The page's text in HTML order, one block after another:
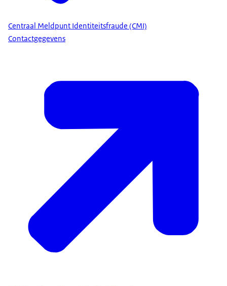
Centraal Meldpunt Identiteitsfraude (CMI)
Contactgegevens